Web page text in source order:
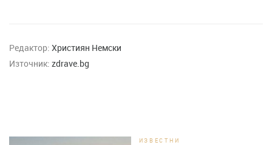
Редактор: Християн Немски
Източник: zdrave.bg
ИЗВЕСТНИ